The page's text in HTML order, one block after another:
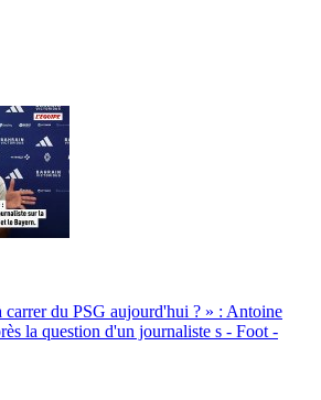
carrer du PSG aujourd'hui ? » : Antoine
la question d'un journaliste s - Foot -